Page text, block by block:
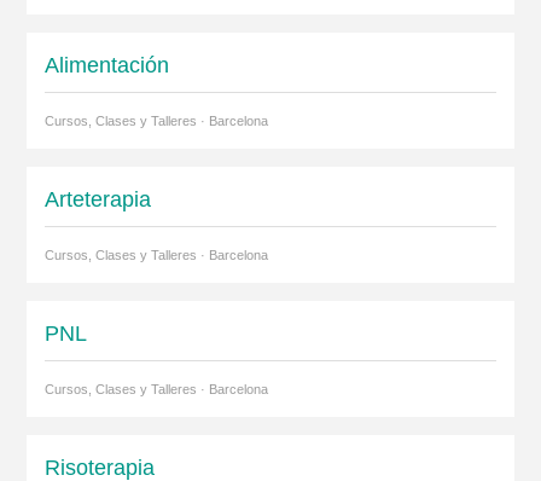
Alimentación
Cursos, Clases y Talleres · Barcelona
Arteterapia
Cursos, Clases y Talleres · Barcelona
PNL
Cursos, Clases y Talleres · Barcelona
Risoterapia